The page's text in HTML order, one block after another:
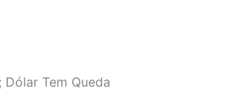
Tem Queda